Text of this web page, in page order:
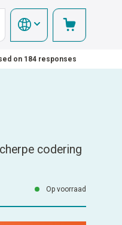
on 184 responses
codering
Op voorraad